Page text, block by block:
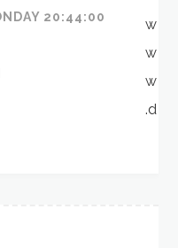
20:44:00
w
w
w
.d